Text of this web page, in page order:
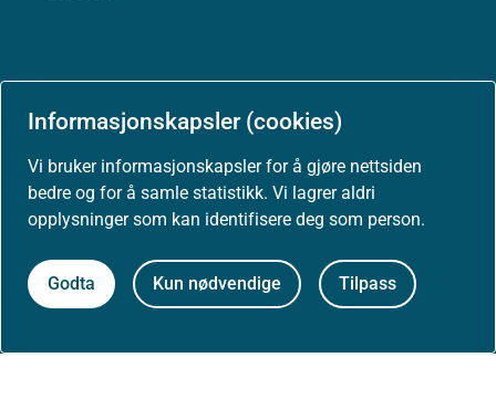
Informasjonskapsler (cookies)
Vi bruker informasjonskapsler for å gjøre nettsiden
bedre og for å samle statistikk. Vi lagrer aldri
opplysninger som kan identifisere deg som person.
Godta Kun nødvendige Tilpass
Aktuelt
Nyheter
Arrangementer